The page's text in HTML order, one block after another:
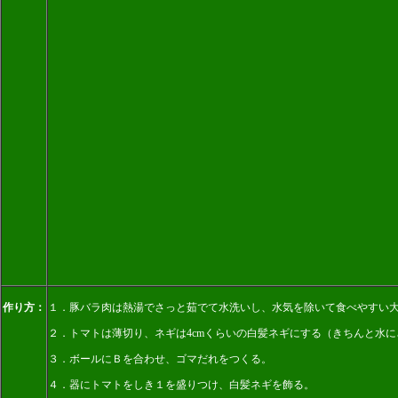
作り方： １．豚バラ肉は熱湯でさっと茹でて水洗いし、水気を除いて食べやすい
２．トマトは薄切り、ネギは4cmくらいの白髪ネギにする（きちんと水に
３．ボールにＢを合わせ、ゴマだれをつくる。
４．器にトマトをしき１を盛りつけ、白髪ネギを飾る。